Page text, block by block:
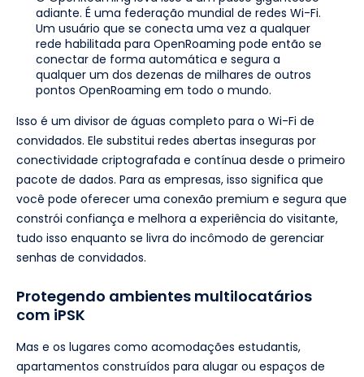
adiante. É uma federação mundial de redes Wi-Fi.
Um usuário que se conecta uma vez a qualquer
rede habilitada para OpenRoaming pode então se
conectar de forma automática e segura a
qualquer um dos dezenas de milhares de outros
pontos OpenRoaming em todo o mundo.
Isso é um divisor de águas completo para o Wi-Fi de
convidados. Ele substitui redes abertas inseguras por
conectividade criptografada e contínua desde o primeiro
pacote de dados. Para as empresas, isso significa que
você pode oferecer uma conexão premium e segura que
constrói confiança e melhora a experiência do visitante,
tudo isso enquanto se livra do incômodo de gerenciar
senhas de convidados.
Protegendo ambientes multilocatários
com iPSK
Mas e os lugares como acomodações estudantis,
apartamentos construídos para alugar ou espaços de